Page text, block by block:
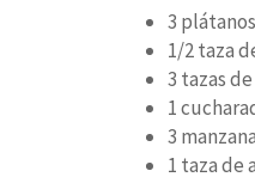
3 plátanos
1/2 taza
3 tazas
1
3
1 taza de